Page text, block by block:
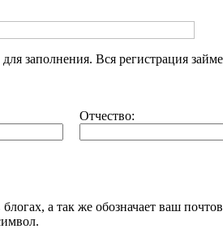
заполнения. Вся регистрация
Отчество:
а так же обозначает ваш